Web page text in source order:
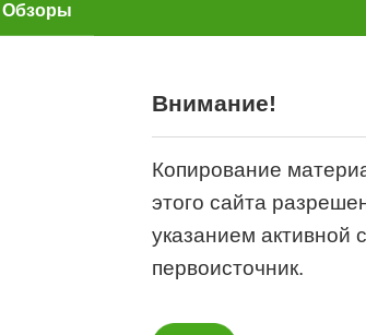
Обзоры
Внимание!
Копирование
этого сайта
указанием активной
первоисточник.